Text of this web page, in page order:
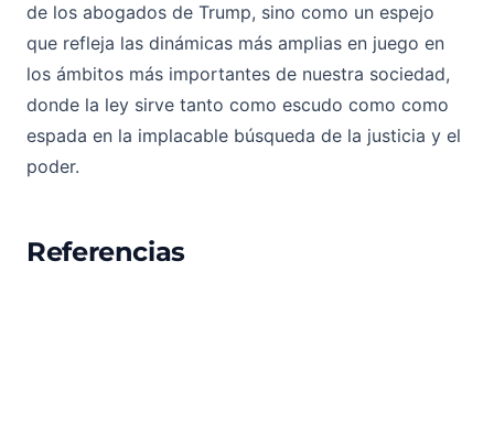
de los abogados de Trump, sino como un espejo
que refleja las dinámicas más amplias en juego en
los ámbitos más importantes de nuestra sociedad,
donde la ley sirve tanto como escudo como como
espada en la implacable búsqueda de la justicia y el
poder.
Referencias